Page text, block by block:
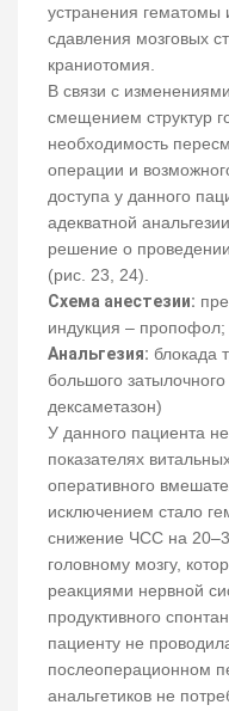
устранения
сдавления мозговых
краниотомия.
В связи с
смещением структур
необходимость
операции и
доступа у данного
адекватной
решение о
(рис. 23, 24).
Схема анестезии:
индукция –
Анальгезия: блокада
большого
дексаметазон)
У данного пациента
показателях
оперативного
исключением стало
снижение ЧСС на
головному мозгу,
реакциями нервной
продуктивного
пациенту не
послеоперационном
анальгетиков не